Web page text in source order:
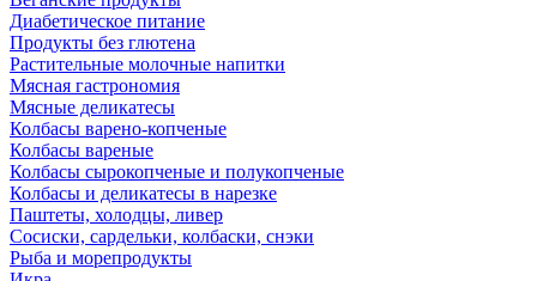
Диабетическое питание
Продукты без глютена
Растительные молочные напитки
Мясная гастрономия
Мясные деликатесы
Колбасы варено-копченые
Колбасы вареные
Колбасы сырокопченые и полукопченые
Колбасы и деликатесы в нарезке
Паштеты, холодцы, ливер
Сосиски, сардельки, колбаски, снэки
Рыба и морепродукты